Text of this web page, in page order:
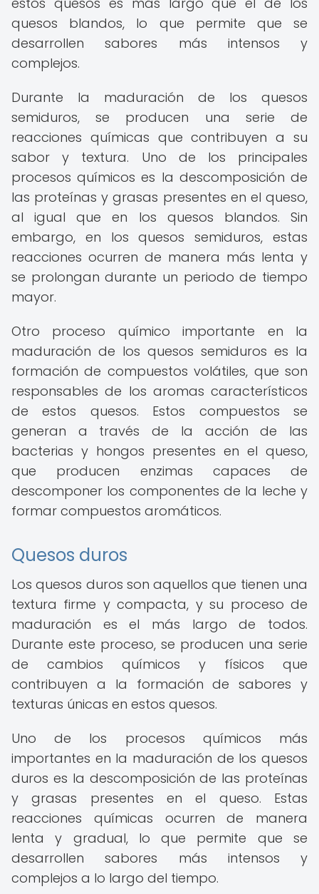
quesos blandos, lo que permite que se
desarrollen sabores más intensos y
complejos.
Durante la maduración de los quesos
semiduros, se producen una serie de
reacciones químicas que contribuyen a su
sabor y textura. Uno de los principales
procesos químicos es la descomposición de
las proteínas y grasas presentes en el queso,
al igual que en los quesos blandos. Sin
embargo, en los quesos semiduros, estas
reacciones ocurren de manera más lenta y
se prolongan durante un periodo de tiempo
mayor.
Otro proceso químico importante en la
maduración de los quesos semiduros es la
formación de compuestos volátiles, que son
responsables de los aromas característicos
de estos quesos. Estos compuestos se
generan a través de la acción de las
bacterias y hongos presentes en el queso,
que producen enzimas capaces de
descomponer los componentes de la leche y
formar compuestos aromáticos.
Quesos duros
Los quesos duros son aquellos que tienen una
textura firme y compacta, y su proceso de
maduración es el más largo de todos.
Durante este proceso, se producen una serie
de cambios químicos y físicos que
contribuyen a la formación de sabores y
texturas únicas en estos quesos.
Uno de los procesos químicos más
importantes en la maduración de los quesos
duros es la descomposición de las proteínas
y grasas presentes en el queso. Estas
reacciones químicas ocurren de manera
lenta y gradual, lo que permite que se
desarrollen sabores más intensos y
complejos a lo largo del tiempo.